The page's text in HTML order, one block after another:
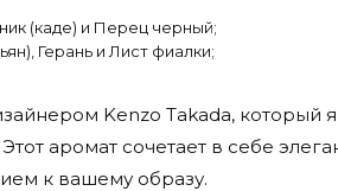
(каде) и Перец черный;
Герань и Лист фиалки;
Kenzo Takada, который
аромат сочетает в себе
к вашему образу.